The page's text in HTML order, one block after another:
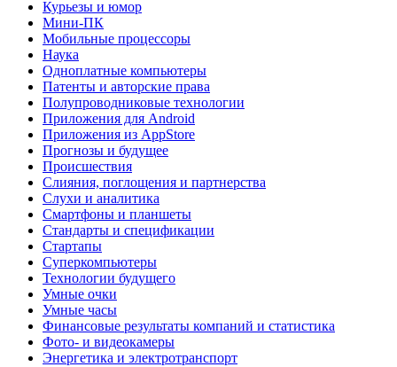
Курьезы и юмор
Мини-ПК
Мобильные процессоры
Наука
Одноплатные компьютеры
Патенты и авторские права
Полупроводниковые технологии
Приложения для Android
Приложения из AppStore
Прогнозы и будущее
Происшествия
Слияния, поглощения и партнерства
Слухи и аналитика
Смартфоны и планшеты
Стандарты и спецификации
Стартапы
Суперкомпьютеры
Технологии будущего
Умные очки
Умные часы
Финансовые результаты компаний и статистика
Фото- и видеокамеры
Энергетика и электротранспорт